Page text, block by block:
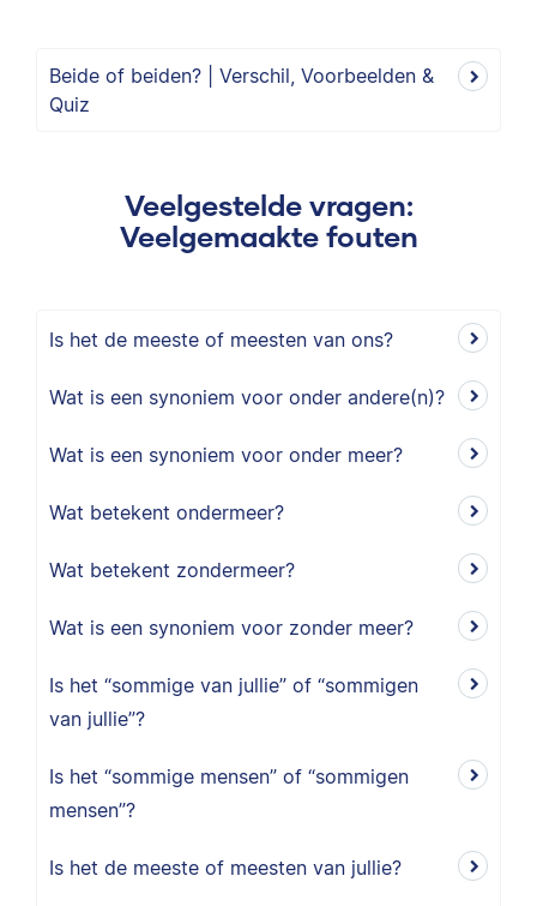
Beide of beiden? | Verschil, Voorbeelden &
Quiz
Veelgestelde vragen:
Veelgemaakte fouten
Is het de meeste of meesten van ons?
Wat is een synoniem voor onder andere(n)?
Wat is een synoniem voor onder meer?
Wat betekent ondermeer?
Wat betekent zondermeer?
Wat is een synoniem voor zonder meer?
Is het “sommige van jullie” of “sommigen
van jullie”?
Is het “sommige mensen” of “sommigen
mensen”?
Is het de meeste of meesten van jullie?